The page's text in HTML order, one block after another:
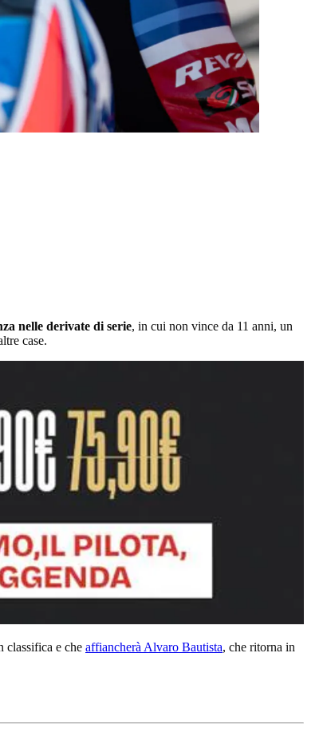
nelle derivate di serie, in cui non vince da 11 anni, un
case.
classifica e che affiancherà Alvaro Bautista, che ritorna in